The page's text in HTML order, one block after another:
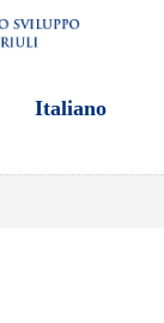
Italiano